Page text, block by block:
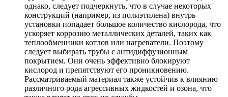
однако, следует подчеркнуть, что в случае некоторых
конструкций (например, из полиэтилена) внутрь
установки попадает большое количество кислорода, что
ускоряет коррозию металлических деталей, таких как
теплообменники котлов или нагреватели. Поэтому
следует выбирать трубы с антидиффузионным
покрытием. Они очень эффективно блокируют
кислород и препятствуют его проникновению.
Рассматриваемый материал также устойчив к влиянию
различного рода агрессивных жидкостей и озона, что